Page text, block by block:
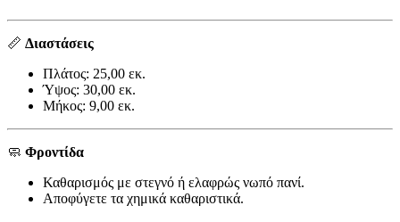
📏 Διαστάσεις
Πλάτος: 25,00 εκ.
Ύψος: 30,00 εκ.
Μήκος: 9,00 εκ.
🧼 Φροντίδα
Καθαρισμός με στεγνό ή ελαφρώς νωπό πανί.
Αποφύγετε τα χημικά καθαριστικά.